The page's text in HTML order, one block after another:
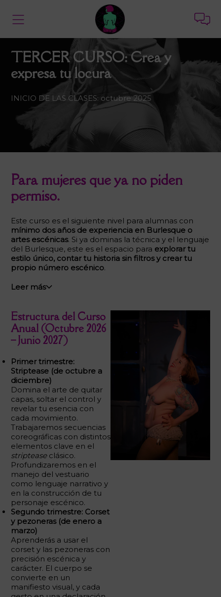
TERCER CURSO: Crea y
expresa tu locura
INICIO DE LAS CLASES: octubre 2025
Para mujeres que ya no piden
permiso.
Este curso es el siguiente nivel para alumnas con
mínimo dos años de experiencia en Burlesque o
artes escénicas. Si ya dominas la técnica y el lenguaje
del Burlesque, este es el espacio para explorar tu
estilo único, contar tu historia sin filtros y crear tu
propio número escénico.
Leer más
Estructura del Curso
Anual (Octubre 2026
– Junio 2027)
Primer trimestre:
Striptease (de octubre a
diciembre)
Domina el arte de quitar
capas, soltar el control y
revelar tu esencia con
cada movimiento.
Trabajaremos secuencias
coreográficas con distintos
elementos clave en el
stripteaseclásico.
Profundizaremos en el
manejo del vestuario
como lenguaje narrativo y
en la construcción de tu
personaje escénico.
Segundo trimestre: Corset
y pezoneras (de enero a
marzo)
Aprenderás a usar el
corset y las pezoneras con
precisión escénica y
carácter. El cuerpo se
convierte en un
manifiesto visual, y cada